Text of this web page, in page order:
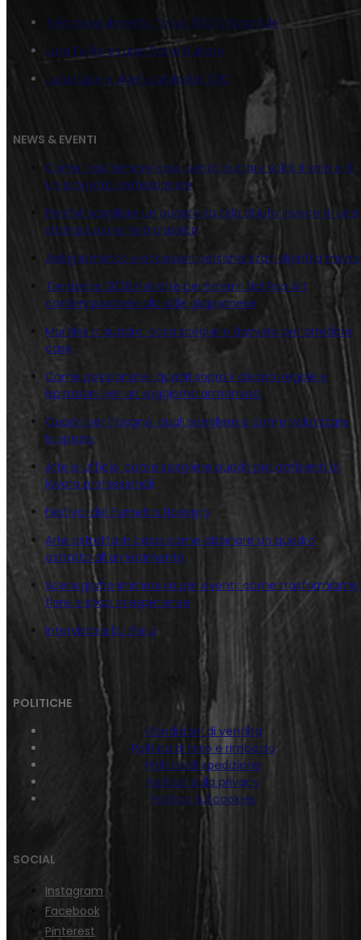
Tela Inseguimento Tokyo 500 Orizzontale
Juta Fujiko e Lupin Bacio Rubato
Juta Lupin e Jigen cagliostro 500
NEWS & EVENTI
Come trasformare casa senza buttare soldi: il valore di
un progetto professionale
Perché scegliere un quadro su tela di juta invece di una
stampa o una tela classica
Abbigliamento e accessori personalizzati dipinti a mano
Tendenze 2026 nell’arte per interni: dal Pop Art
contemporaneo allo stile giapponese
Murales o quadro: cosa scegliere davvero per arredare
casa
Come posizionare i quadri sopra il divano: regole e
ispirazioni per un soggiorno armonioso
Quadri per il bagno: quali scegliere e come valorizzare
lo spazio
Arte e ufficio: come scegliere quadri per ambienti di
lavoro professionali
Festival del Fumetto Novegro
Arte astratta in casa: come abbinare un quadro
astratto all’arredamento
Scenografie immersive per eventi: come trasformiamo
fiere e spazi in esperienze
Intervista a DJ Shiru
POLITICHE
Condizioni di vendita
Politica di reso e rimborso
Politica di spedizione
Politica sulla privacy
Politica sui cookies
SOCIAL
Instagram
Facebook
Pinterest